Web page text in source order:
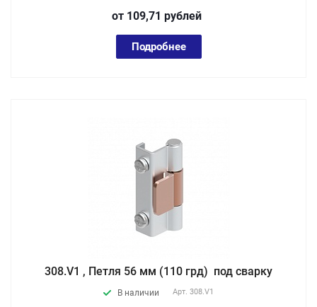
от 109,71 рублей
Подробнее
308.V1 , Петля 56 мм (110 грд) под сварку
В наличии Арт. 308.V1